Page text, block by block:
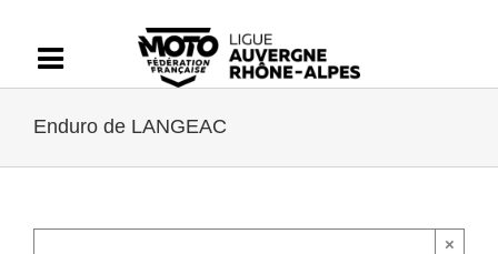
contenu
Enduro de LANGEAC
×